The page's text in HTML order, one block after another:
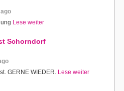
Lese weiter
Schorndorf
GERNE WIEDER. Lese weiter